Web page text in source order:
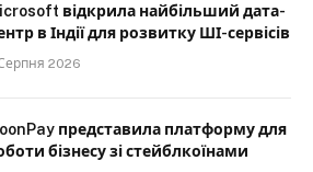
відкрила найбільший дата-
в Індії для розвитку ШІ-сервісів
2026
представила платформу для
бізнесу зі стейблкоїнами